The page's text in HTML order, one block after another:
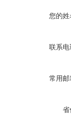
您的
联系
常用
省